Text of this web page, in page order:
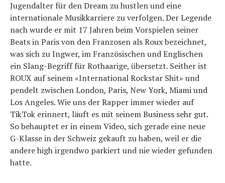
Jugendalter für den Dream zu hustlen und eine
internationale Musikkarriere zu verfolgen. Der Legende
nach wurde er mit 17 Jahren beim Vorspielen seiner
Beats in Paris von den Franzosen als Roux bezeichnet,
was sich zu Ingwer, im Französischen und Englischen
ein Slang-Begriff für Rothaarige, übersetzt. Seither ist
ROUX auf seinem «International Rockstar Shit» und
pendelt zwischen London, Paris, New York, Miami und
Los Angeles. Wie uns der Rapper immer wieder auf
TikTok erinnert, läuft es mit seinem Business sehr gut.
So behauptet er in einem Video, sich gerade eine neue
G-Klasse in der Schweiz gekauft zu haben, weil er die
andere high irgendwo parkiert und nie wieder gefunden
hatte.